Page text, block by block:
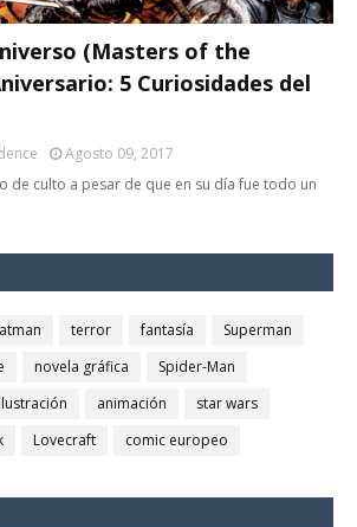
(Masters of the
5 Curiosidades del
Agosto 09, 2017
de culto a pesar de que en su día fue todo un
terror fantasía
Superman
novela gráfica
Spider-Man
ilustración animación
star wars
Lovecraft comic europeo